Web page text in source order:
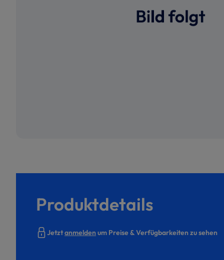
Produktdetails
Jetztanmeldenum Preise & Verfügbarkeiten zu sehen